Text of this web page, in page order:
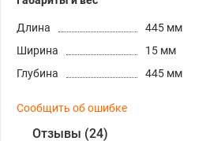
Длина
445 мм
Ширина
15 мм
Глубина
445 мм
Сообщить об ошибке
Отзывы (24)